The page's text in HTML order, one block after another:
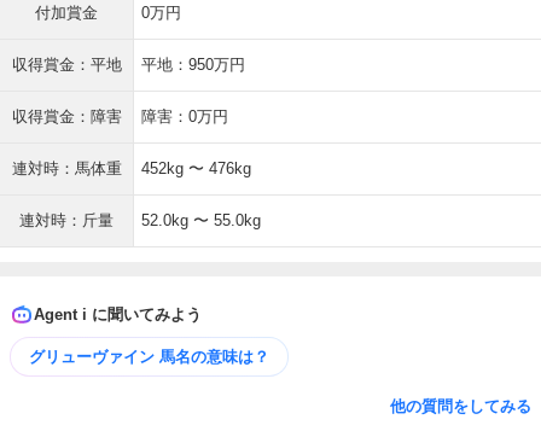
付加賞金 0万円
収得賞金：平地 平地：950万円
収得賞金：障害 障害：0万円
連対時：馬体重 452kg 〜 476kg
連対時：斤量 52.0kg 〜 55.0kg
Agent i に聞いてみよう
グリューヴァイン 馬名の意味は？
他の質問をしてみる